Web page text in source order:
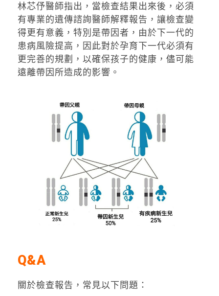
林芯伃醫師指出，當檢查結果出來後，必須
有專業的遺傳諮詢醫師解釋報告，讓檢查變
得更有意義，特別是帶因者，由於下一代的
患病風險提高，因此對於孕育下一代必須有
更完善的規劃，以確保孩子的健康，儘可能
遠離帶因所造成的影響。
Q&A
關於檢查報告，常見以下問題：